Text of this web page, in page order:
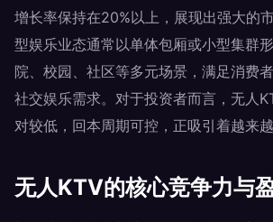
增长率保持在20%以上，展现出强大的
型娱乐业态通常以单体包厢或小型集群
院、校园、社区等多元场景，满足消费
社交娱乐需求。对于投资者而言，无人
对较低，回本周期可控，正吸引着越来
无人KTV的核心竞争力与